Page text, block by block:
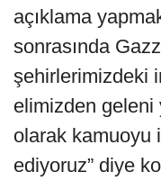
açıklama
sonrasında
şehirlerimizdeki
elimizden geleni
olarak kamuoyu
ediyoruz” diye